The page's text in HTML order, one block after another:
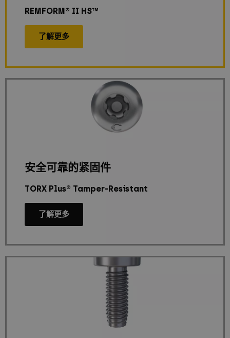
REMFORM® II HS™
了解更多
安全可靠的紧固件
TORX Plus® Tamper-Resistant
了解更多